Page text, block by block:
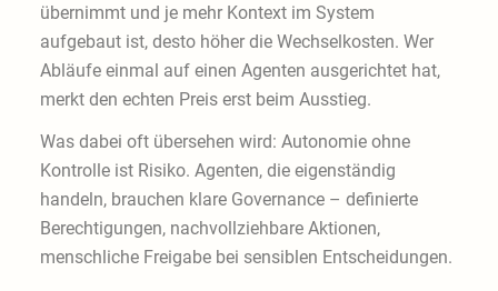
übernimmt und je mehr Kontext im System
aufgebaut ist, desto höher die Wechselkosten. Wer
Abläufe einmal auf einen Agenten ausgerichtet hat,
merkt den echten Preis erst beim Ausstieg.
Was dabei oft übersehen wird: Autonomie ohne
Kontrolle ist Risiko. Agenten, die eigenständig
handeln, brauchen klare Governance – definierte
Berechtigungen, nachvollziehbare Aktionen,
menschliche Freigabe bei sensiblen Entscheidungen.